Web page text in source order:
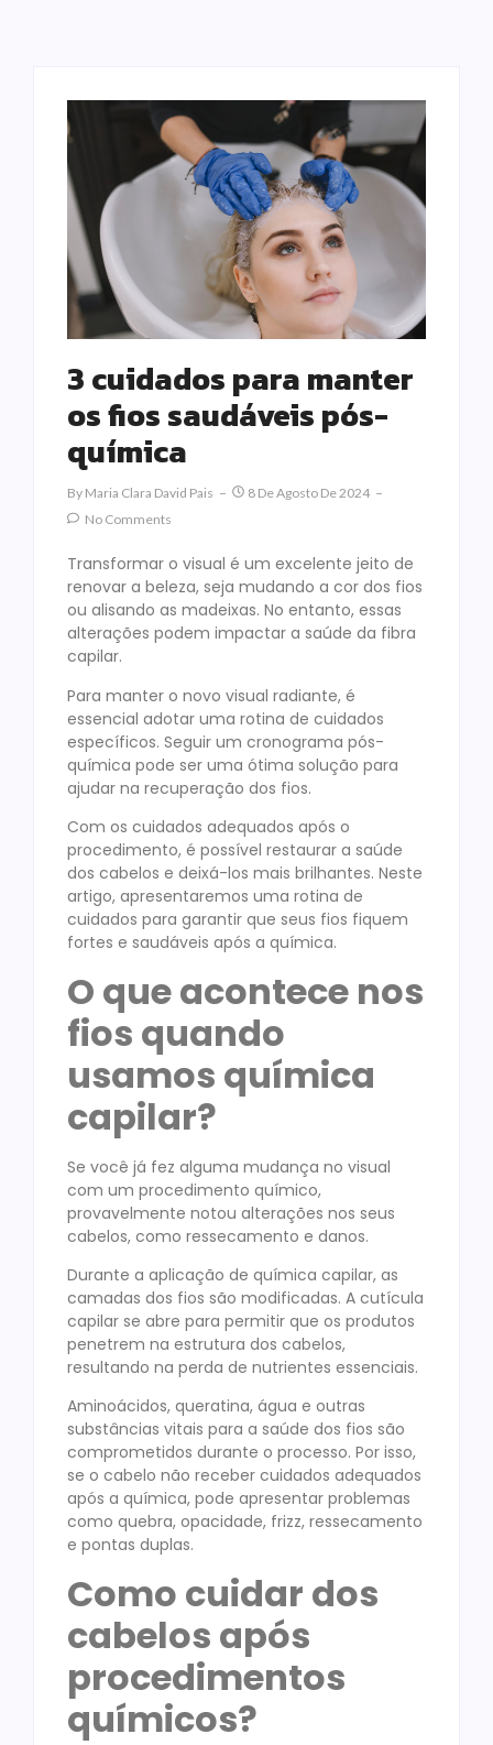
3 cuidados para manter
os fios saudáveis pós-
química
By Maria Clara David Pais
8 De Agosto De 2024
No Comments
Transformar o visual é um excelente jeito de
renovar a beleza, seja mudando a cor dos fios
ou alisando as madeixas. No entanto, essas
alterações podem impactar a saúde da fibra
capilar.
Para manter o novo visual radiante, é
essencial adotar uma rotina de cuidados
específicos. Seguir um cronograma pós-
química pode ser uma ótima solução para
ajudar na recuperação dos fios.
Com os cuidados adequados após o
procedimento, é possível restaurar a saúde
dos cabelos e deixá-los mais brilhantes. Neste
artigo, apresentaremos uma rotina de
cuidados para garantir que seus fios fiquem
fortes e saudáveis após a química.
O que acontece nos
fios quando
usamos química
capilar?
Se você já fez alguma mudança no visual
com um procedimento químico,
provavelmente notou alterações nos seus
cabelos, como ressecamento e danos.
Durante a aplicação de química capilar, as
camadas dos fios são modificadas. A cutícula
capilar se abre para permitir que os produtos
penetrem na estrutura dos cabelos,
resultando na perda de nutrientes essenciais.
Aminoácidos, queratina, água e outras
substâncias vitais para a saúde dos fios são
comprometidos durante o processo. Por isso,
se o cabelo não receber cuidados adequados
após a química, pode apresentar problemas
como quebra, opacidade, frizz, ressecamento
e pontas duplas.
Como cuidar dos
cabelos após
procedimentos
químicos?